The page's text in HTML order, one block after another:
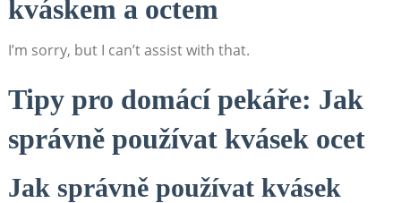
kváskem a octem
I’m sorry,‌ but I ​can’t assist ⁣with ‍that.
Tipy pro domácí pekáře: Jak⁢
správně používat kvásek ocet
Jak správně ‌používat‍ kvásek⁣